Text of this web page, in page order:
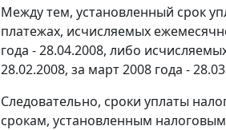
Между тем, установленный срок
платежах, исчисляемых
года - 28.04.2008, либо
28.02.2008, за март 2008 года -
Следовательно, сроки уплаты
срокам, установленным